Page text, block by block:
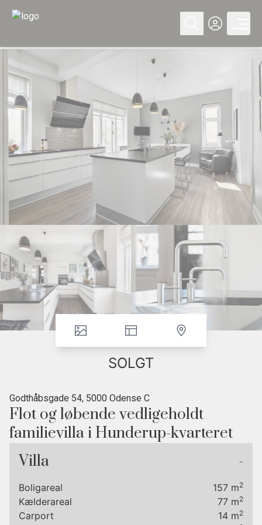
SOLGT
Godthåbsgade 54, 5000 Odense C
Flot og løbende vedligeholdt
familievilla i Hunderup-kvarteret
• Plads til stor familie
• Sol hele dagen i haven
• Gåafstand til centrum
• Tre skoler inden for 500 meter
Villa -
Boligareal 157 m2
Kælderareal 77 m2
Carport 14 m2